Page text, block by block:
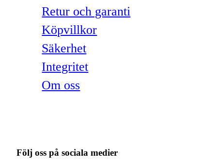
Retur och garanti
Köpvillkor
Säkerhet
Integritet
Om oss
Följ oss på sociala medier